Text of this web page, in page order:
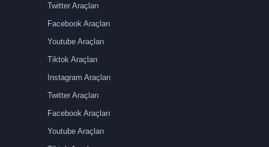
Twitter Araçları
Facebook Araçları
Youtube Araçları
Tiktok Araçları
Instagram Araçları
Twitter Araçları
Facebook Araçları
Youtube Araçları